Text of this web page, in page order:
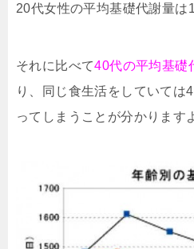
20代女性の平均基礎代謝量は
それに比べて40代の平均基礎
り、同じ食生活をしていては
ってしまうことが分かります